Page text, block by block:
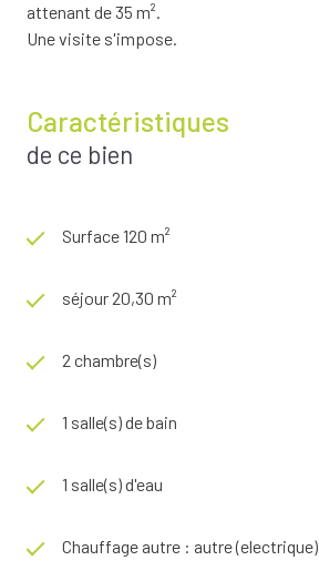
attenant de 35 m².
Une visite s'impose.
Caractéristiques
de ce bien
Surface 120 m²
séjour 20,30 m²
2 chambre(s)
1 salle(s) de bain
1 salle(s) d'eau
Chauffage autre : autre (electrique)